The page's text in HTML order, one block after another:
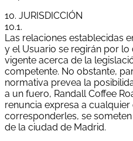
10. JURISDICCIÓN
10.1.
Las relaciones establecidas
y el Usuario se regirán por
vigente acerca de la
competente. No obstante,
normativa prevea la
a un fuero, Randall Coffee
renuncia expresa a
corresponderles, se
de la ciudad de Madrid.